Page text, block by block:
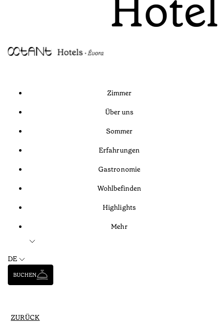
Zimmer
Über uns
Sommer
Erfahrungen
Gastronomie
Wohlbefinden
Highlights
Mehr
DE
BUCHEN
ZURÜCK